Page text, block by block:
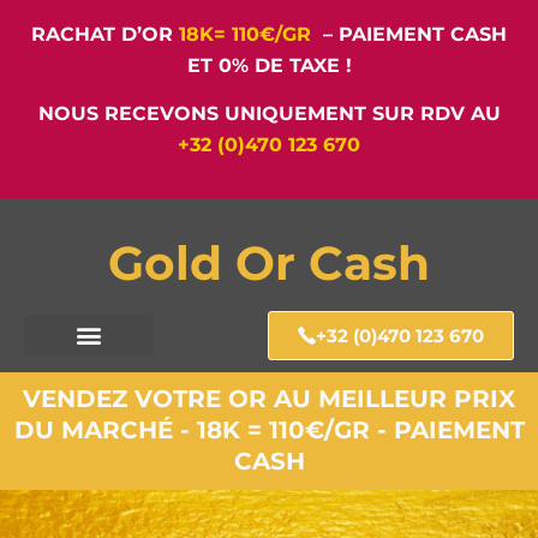
RACHAT D’OR 18K= 110€/GR – PAIEMENT CASH
ET 0% DE TAXE !
NOUS RECEVONS UNIQUEMENT SUR RDV AU
+32 (0)470 123 670
Gold Or Cash
+32 (0)470 123 670
VENDEZ VOTRE OR AU MEILLEUR PRIX
DU MARCHÉ - 18K = 110€/GR - PAIEMENT
CASH